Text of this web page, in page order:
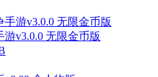
v3.0.0 无限金币版